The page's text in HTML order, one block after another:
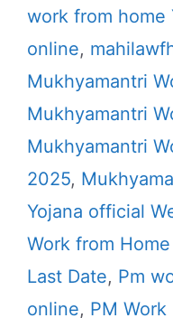
work from home
online,
Mukhyamantri
Mukhyamantri
Mukhyamantri
2025,
Yojana official
Work from
Last Date, Pm
online, PM Work